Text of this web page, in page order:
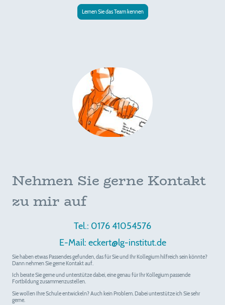
Lernen Sie das Team kennen
Nehmen Sie gerne Kontakt
zu mir auf
Tel.: 0176 41054576
E-Mail: eckert@lg-institut.de
Sie haben etwas Passendes gefunden, das für Sie und Ihr Kollegium hilfreich sein könnte?
Dann nehmen Sie gerne Kontakt auf.
Ich berate Sie gerne und unterstütze dabei, eine genau für Ihr Kollegium passende
Fortbildung zusammenzustellen.
Sie wollen Ihre Schule entwickeln? Auch kein Problem. Dabei unterstütze ich Sie sehr
gerne.